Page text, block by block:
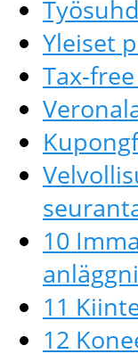
Yleiset
Tax-
10
11
12